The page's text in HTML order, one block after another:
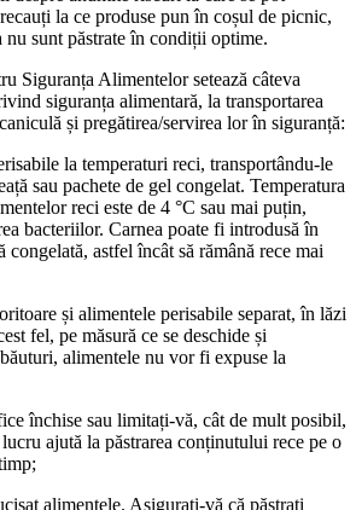
la ce produse pun în coșul de picnic,
nu sunt păstrate în condiții optime.
Siguranța Alimentelor setează câteva
siguranța alimentară, la transportarea
și pregătirea/servirea lor în siguranță:
la temperaturi reci, transportându-le
sau pachete de gel congelat. Temperatura
reci este de 4 °C sau mai puțin,
bacteriilor. Carnea poate fi introdusă în
congelată, astfel încât să rămână rece mai
și alimentele perisabile separat, în lăzi
fel, pe măsură ce se deschide și
alimentele nu vor fi expuse la
închise sau limitați-vă, cât de mult posibil,
ajută la păstrarea conținutului rece pe o
alimentele. Asigurați-vă că păstrați